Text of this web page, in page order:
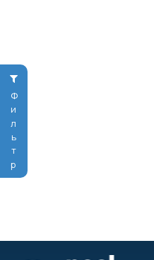
Фильтр